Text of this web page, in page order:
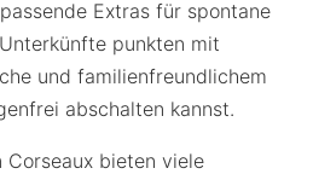
Extras für spontane
punkten mit
und familienfreundlichem
abschalten kannst.
Corseaux bieten viele